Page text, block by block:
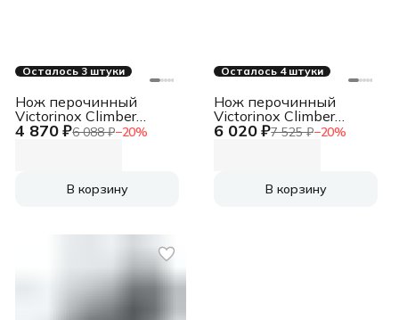
Осталось 3 штуки
4 870 ₽6 088 ₽−20%
Нож перочинный
Victorinox Climber
(1.3703.T2) 91мм
В корзину
Осталось 4 штуки
6 020 ₽7 525 ₽−20%
Нож перочинный
Victorinox Climber
(1.3703.T) 91мм
В корзину